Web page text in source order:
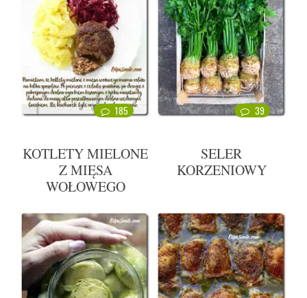
185
KOTLETY MIELONE
Z MIĘSA
WOŁOWEGO
39
SELER
KORZENIOWY